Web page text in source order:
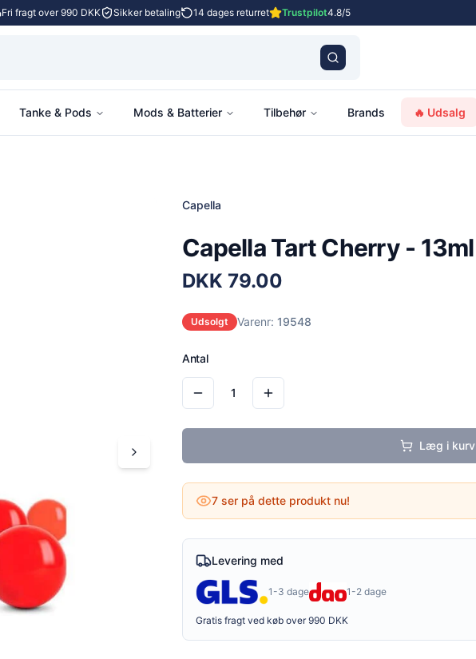
Fri fragt over 990 DKK Sikker betaling 14 dages returret Trustpilot4.8/5
Tanke & Pods Mods & Batterier Tilbehør Brands 🔥 Udsalg
Capella
Capella Tart Cherry - 13ml
DKK 79.00
Udsolgt Varenr: 19548
Antal
1
Læg i kurv
7 ser på dette produkt nu!
Levering med
1-3 dage 1-2 dage
Gratis fragt ved køb over 990 DKK